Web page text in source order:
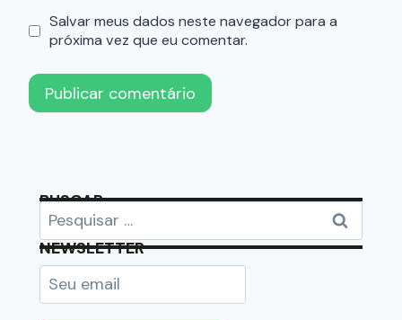
Salvar meus dados neste navegador para a
próxima vez que eu comentar.
BUSCAR
NEWSLETTER